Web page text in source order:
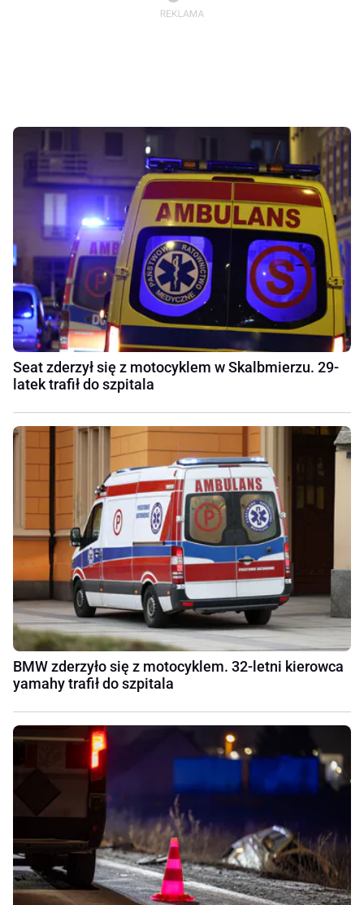
Seat zderzył się z motocyklem w Skalbmierzu. 29-
latek trafił do szpitala
BMW zderzyło się z motocyklem. 32-letni kierowca
yamahy trafił do szpitala